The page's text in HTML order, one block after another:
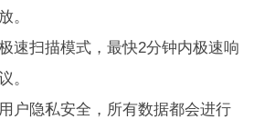
。
扫描模式，最快2分钟内极速响
。
隐私安全，所有数据都会进行